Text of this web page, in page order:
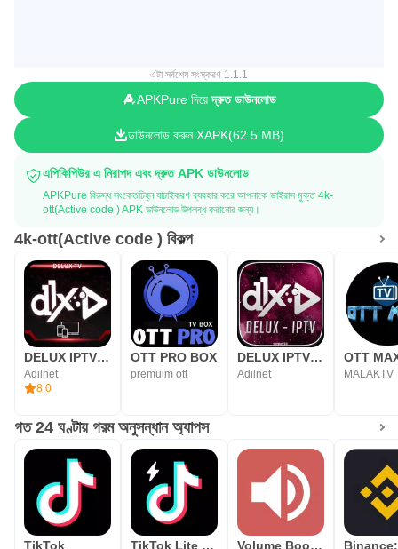
এটা সর্বশেষ সংস্করণ 1.1.1
APKPure দিয়েদ্রুত ডাউনলোড
ডাউনলোড করুন XAPK 62.5 MB
এপিকিপিউর এ নিরাপদ এবং দ্রুত APK ডাউনলোড
APKPure বিরুদ্ধ সংকেতচিহ্ন যাচাইকরণ ব্যবহার করে আপনাকে ভাইরাস মুক্ত 4k-
ott(Active code ) APK ডাউনলোড উপলব্ধ করানোর জন্য।
4k-ott(Active code ) বিকল্প
DELUX IPTV PLAYER
Adilnet
8.0
OTT PRO BOX
premuim ott
DELUX IPTV PRO V2
Adilnet
OTT
MALAKTV
গত 24 ঘণ্টায় গরম অনুসন্ধান অ্যাপস
TikTok TikTok Lite - Faster TikTok Volume Booster GOODEV